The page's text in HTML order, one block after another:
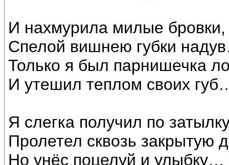
И нахмурила милые бровки,
Спелой вишнею губки
Только я был парнишечка
И утешил теплом своих
Я слегка получил по
Пролетел сквозь закрытую
Но унёс поцелуй и улыбку…